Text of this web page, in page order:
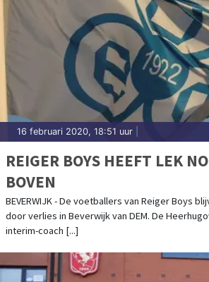
16 februari 2020, 18:51 uur
REIGER BOYS HEEFT LEK
BOVEN
BEVERWIJK - De voetballers van Reiger Boys
door verlies in Beverwijk van DEM. De
interim-coach [...]